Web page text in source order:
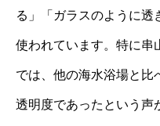
る」「ガラスのように透
使われています。特に串
では、他の海水浴場と比
透明度であったという声